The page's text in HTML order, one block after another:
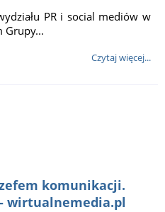
PR i social mediów w
Grupy...
Czytaj więcej...
komunikacji.
wirtualnemedia.pl